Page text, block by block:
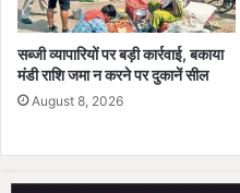
सब्जी व्यापारियों पर बड़ी कार्रवाई, बकाया
मंडी राशि जमा न करने पर दुकानें सील
August 8, 2026